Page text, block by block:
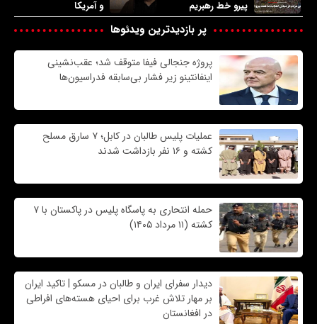
پیرو خط رهبریم
و آمریکا
پر بازدیدترین ویدئوها
پروژه جنجالی فیفا متوقف شد؛ عقب‌نشینی
اینفانتینو زیر فشار بی‌سابقه فدراسیون‌ها
عملیات پلیس طالبان در کابل؛ ۷ سارق مسلح
کشته و ۱۶ نفر بازداشت شدند
حمله انتحاری به پاسگاه پلیس در پاکستان با ۷
کشته (۱۱ مرداد ۱۴۰۵)
دیدار سفرای ایران و طالبان در مسکو | تاکید ایران
بر مهار تلاش‌ غرب برای احیای هسته‌های افراطی
در افغانستان